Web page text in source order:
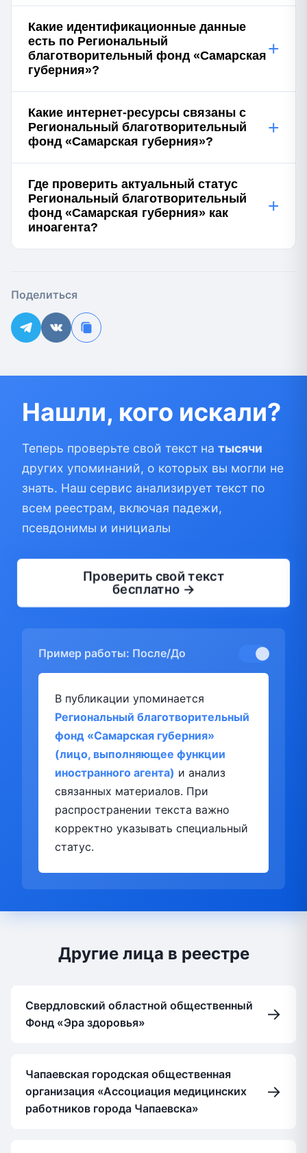
Какие идентификационные данные
есть по Региональный
благотворительный фонд «Самарская
губерния»?
+
Какие интернет-ресурсы связаны с
Региональный благотворительный
фонд «Самарская губерния»?
+
Где проверить актуальный статус
Региональный благотворительный
фонд «Самарская губерния» как
иноагента?
+
Поделиться
Нашли, кого искали?
Теперь проверьте свой текст на тысячи
других упоминаний, о которых вы могли не
знать. Наш сервис анализирует текст по
всем реестрам, включая падежи,
псевдонимы и инициалы
Проверить свой текст
бесплатно →
Пример работы: После/До
В публикации упоминается
Региональный благотворительный
фонд «Самарская губерния»
(лицо, выполняющее функции
иностранного агента) и анализ
связанных материалов. При
распространении текста важно
корректно указывать специальный
статус.
Другие лица в реестре
Свердловский областной общественный
Фонд «Эра здоровья»
→
Чапаевская городская общественная
организация «Ассоциация медицинских
работников города Чапаевска»
→